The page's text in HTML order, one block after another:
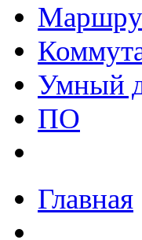
Умный
ПО
Главная